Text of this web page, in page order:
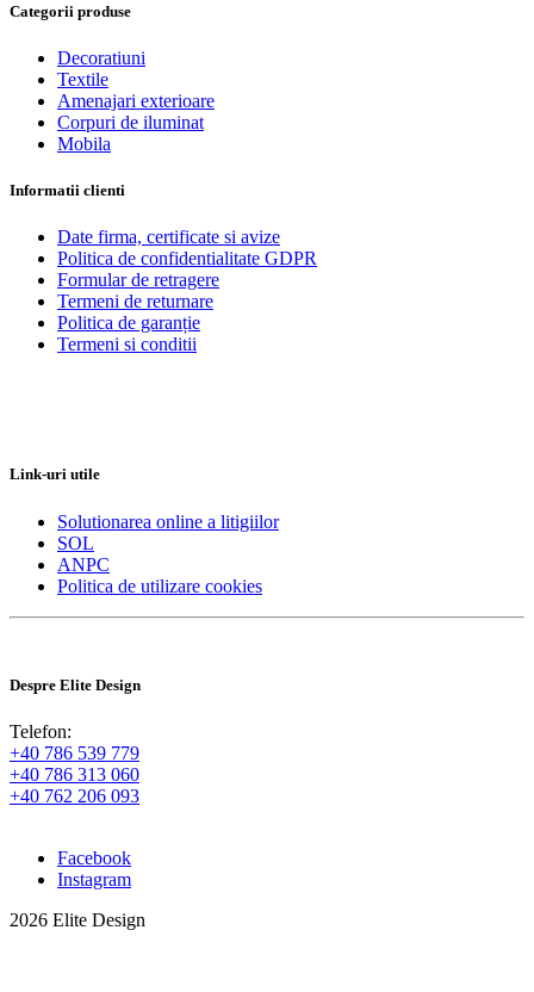
Categorii produse
Decoratiuni
Textile
Amenajari exterioare
Corpuri de iluminat
Mobila
Informatii clienti
Date firma, certificate si avize
Politica de confidentialitate GDPR
Formular de retragere
Termeni de returnare
Politica de garanție
Termeni si conditii
Link-uri utile
Solutionarea online a litigiilor
SOL
ANPC
Politica de utilizare cookies
Despre Elite Design
Telefon:
+40 786 539 779
+40 786 313 060
+40 762 206 093
Facebook
Instagram
2026 Elite Design